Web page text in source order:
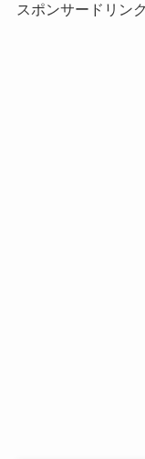
スポンサードリンク